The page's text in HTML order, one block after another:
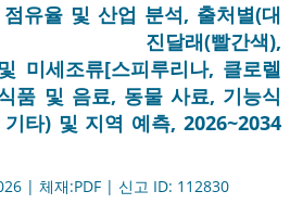
유율 및 산업 분석, 출처별(대
색), 진달래(빨간색),
미세조류[스피루리나, 클로렐
품 및 음료, 동물 사료, 기능식
타) 및 지역 예측, 2026~2034
| 체재:PDF | 신고 ID: 112830